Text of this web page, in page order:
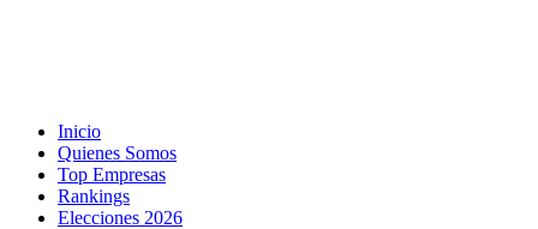
Inicio
Quienes Somos
Top Empresas
Rankings
Elecciones 2026